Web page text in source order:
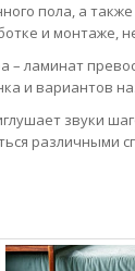
пола, а
и монтаже,
ламинат
и вариантов
звуки
различными